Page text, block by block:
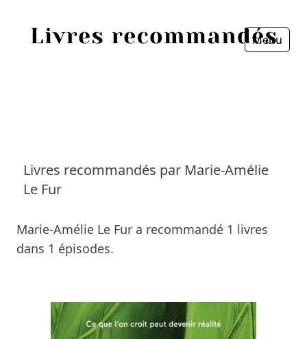
Menu
Livres recommandés par Marie-Amélie
Le Fur
Marie-Amélie Le Fur a recommandé 1 livres
dans 1 épisodes.
Personnes
Livres
Prix littéraires
Fermer